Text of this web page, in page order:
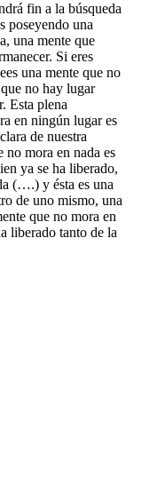
fin a la búsqueda
poseyendo una
una mente que
Si eres
una mente que no
no hay lugar
Esta plena
en ningún lugar es
de nuestra
no mora en nada es
ya se ha liberado,
(….) y ésta es una
de uno mismo, una
que no mora en
liberado tanto de la